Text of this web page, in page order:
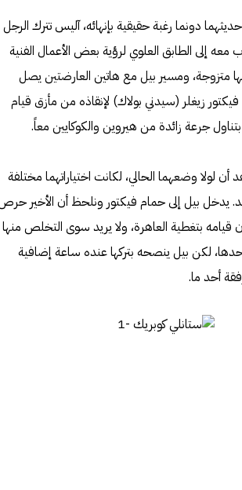
دونما رغبة حقيقية بإنهائه، آليس تترك الرجل
إلى الطابق العلوي لرؤية بعض الأعمال الفنية
متزوجة، ومسير بيل مع هاتين العارضتين يصل
زيغلر (سيدني بولاك) لإنقاذه من مأزق قيام
جرعة زائدة من هيروين والكوكايين معاً.
لولا وضعهما الحالي، لكانت اختياراتهما مختلفة
يدخل بيل إلى حمام فيكتور ونلحظ أن الأخير
قيامه بتغطية العاهرة، ولا يريد سوى التخلص منها
لكن بيل ينصحه بتركها عنده ساعة إضافية
أحد ما.